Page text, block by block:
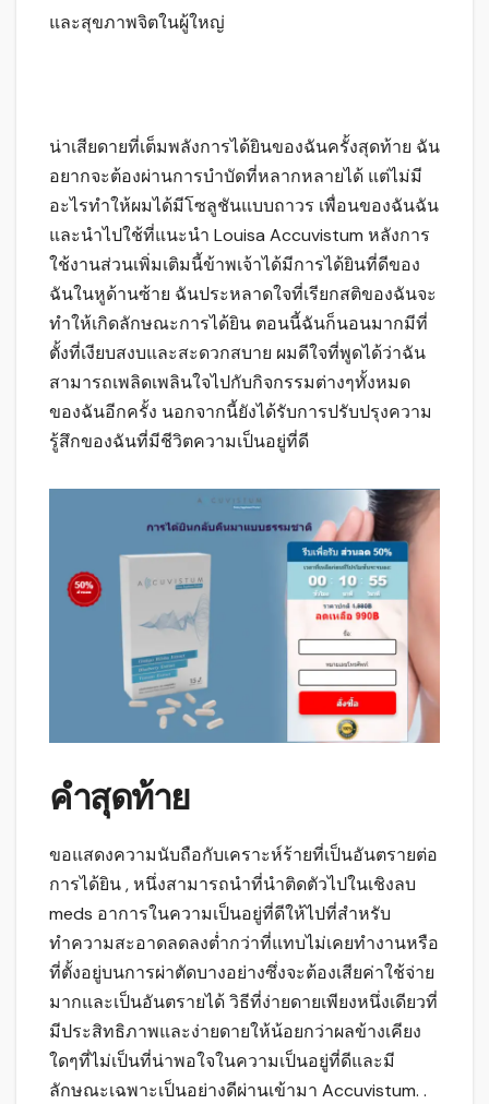
และสุขภาพจิตในผู้ใหญ่
น่าเสียดายที่เต็มพลังการได้ยินของฉันครั้งสุดท้าย ฉัน
อยากจะต้องผ่านการบำบัดที่หลากหลายได้ แต่ไม่มี
อะไรทำให้ผมได้มีโซลูชันแบบถาวร เพื่อนของฉันฉัน
และนำไปใช้ที่แนะนำ Louisa Accuvistum หลังการ
ใช้งานส่วนเพิ่มเติมนี้ข้าพเจ้าได้มีการได้ยินที่ดีของ
ฉันในหูด้านซ้าย ฉันประหลาดใจที่เรียกสติของฉันจะ
ทำให้เกิดลักษณะการได้ยิน ตอนนี้ฉันก็นอนมากมีที่
ตั้งที่เงียบสงบและสะดวกสบาย ผมดีใจที่พูดได้ว่าฉัน
สามารถเพลิดเพลินใจไปกับกิจกรรมต่างๆทั้งหมด
ของฉันอีกครั้ง นอกจากนี้ยังได้รับการปรับปรุงความ
รู้สึกของฉันที่มีชีวิตความเป็นอยู่ที่ดี
คำสุดท้าย
ขอแสดงความนับถือกับเคราะห์ร้ายที่เป็นอันตรายต่อ
การได้ยิน , หนึ่งสามารถนำที่นำติดตัวไปในเชิงลบ
meds อาการในความเป็นอยู่ที่ดีให้ไปที่สำหรับ
ทำความสะอาดลดลงต่ำกว่าที่แทบไม่เคยทำงานหรือ
ที่ตั้งอยู่บนการผ่าตัดบางอย่างซึ่งจะต้องเสียค่าใช้จ่าย
มากและเป็นอันตรายได้ วิธีที่ง่ายดายเพียงหนึ่งเดียวที่
มีประสิทธิภาพและง่ายดายให้น้อยกว่าผลข้างเคียง
ใดๆที่ไม่เป็นที่น่าพอใจในความเป็นอยู่ที่ดีและมี
ลักษณะเฉพาะเป็นอย่างดีผ่านเข้ามา Accuvistum. .